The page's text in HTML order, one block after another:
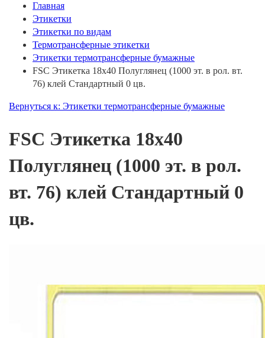
Главная
Этикетки
Этикетки по видам
Термотрансферные этикетки
Этикетки термотрансферные бумажные
FSC Этикетка 18х40 Полуглянец (1000 эт. в рол. вт.
76) клей Стандартный 0 цв.
Вернуться к: Этикетки термотрансферные бумажные
FSC Этикетка 18х40
Полуглянец (1000 эт. в рол.
вт. 76) клей Стандартный 0
цв.